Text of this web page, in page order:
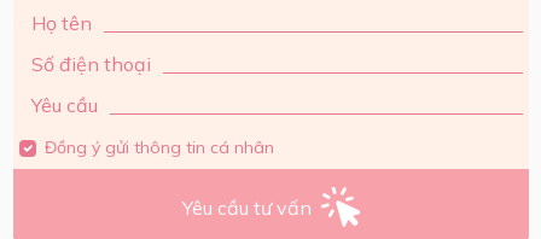
Họ tên
Số điện thoại
Yêu cầu
Đồng ý gửi thông tin cá nhân
Yêu cầu tư vấn